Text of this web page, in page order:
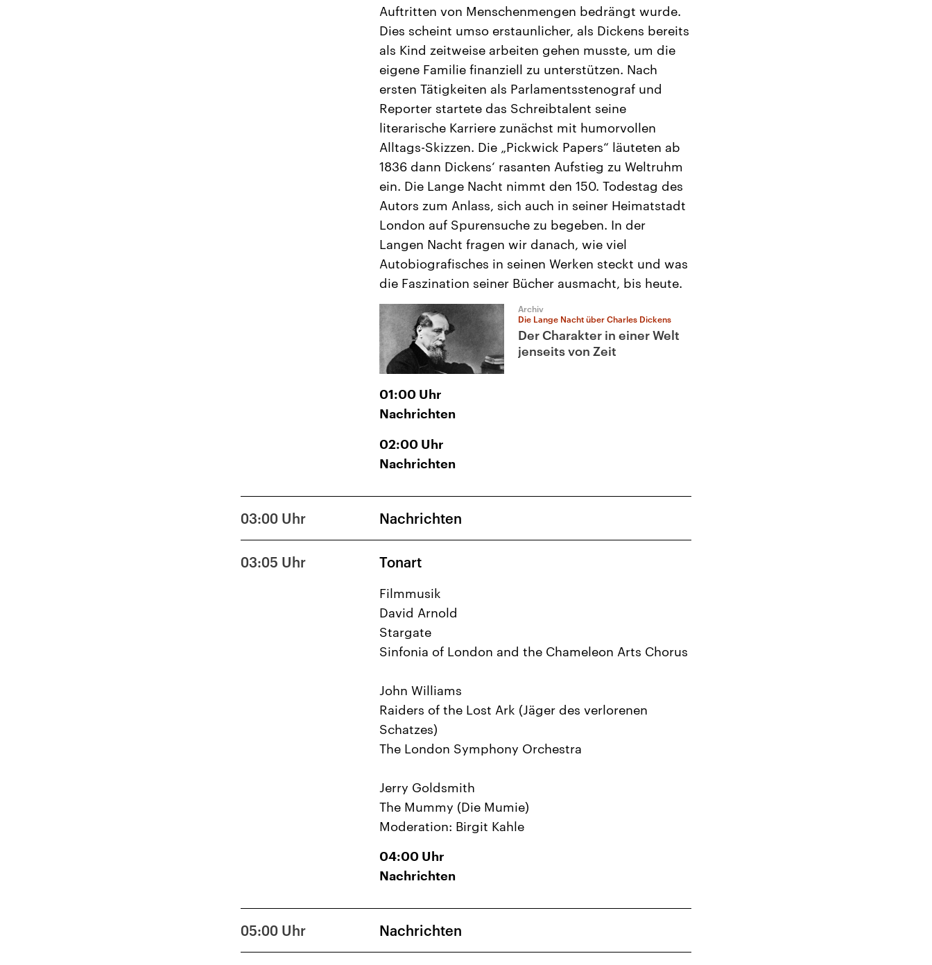
Auftritten von Menschenmengen bedrängt wurde.
Dies scheint umso erstaunlicher, als Dickens bereits
als Kind zeitweise arbeiten gehen musste, um die
eigene Familie finanziell zu unterstützen. Nach
ersten Tätigkeiten als Parlamentsstenograf und
Reporter startete das Schreibtalent seine
literarische Karriere zunächst mit humorvollen
Alltags-Skizzen. Die „Pickwick Papers“ läuteten ab
1836 dann Dickens‘ rasanten Aufstieg zu Weltruhm
ein. Die Lange Nacht nimmt den 150. Todestag des
Autors zum Anlass, sich auch in seiner Heimatstadt
London auf Spurensuche zu begeben. In der
Langen Nacht fragen wir danach, wie viel
Autobiografisches in seinen Werken steckt und was
die Faszination seiner Bücher ausmacht, bis heute.
Archiv
Die Lange Nacht über Charles Dickens
Der Charakter in einer Welt
jenseits von Zeit
01:00 Uhr
Nachrichten
02:00 Uhr
Nachrichten
03:00 Uhr Nachrichten
03:05 Uhr Tonart
Filmmusik
David Arnold
Stargate
Sinfonia of London and the Chameleon Arts Chorus
John Williams
Raiders of the Lost Ark (Jäger des verlorenen
Schatzes)
The London Symphony Orchestra
Jerry Goldsmith
The Mummy (Die Mumie)
Moderation: Birgit Kahle
04:00 Uhr
Nachrichten
05:00 Uhr Nachrichten